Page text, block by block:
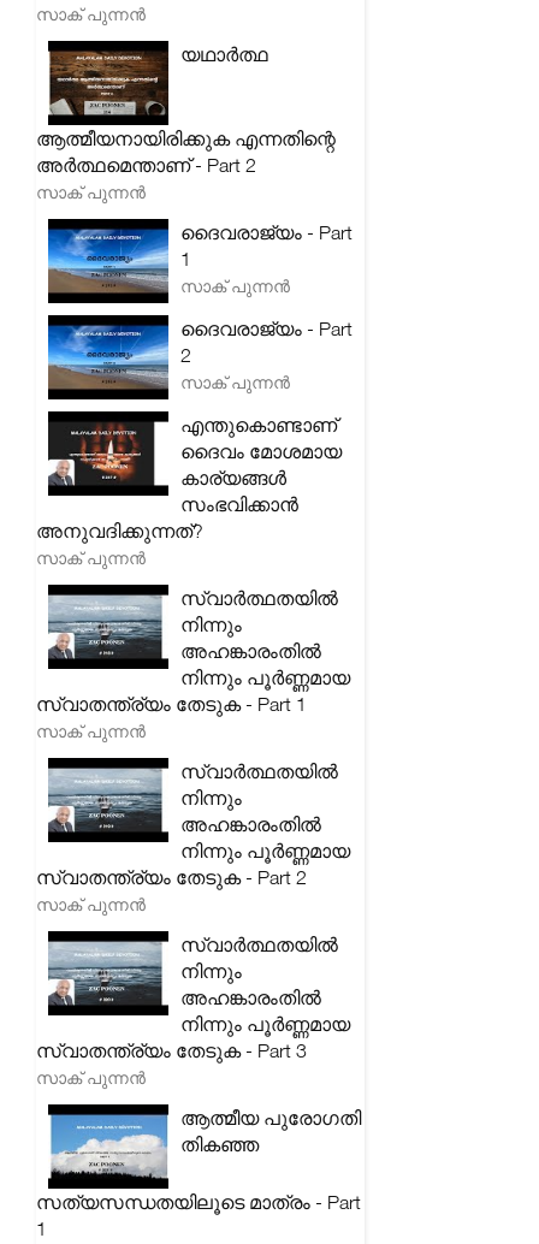
സാക് പുന്നൻ
യഥാർത്ഥ
ആത്മീയനായിരിക്കുക എന്നതിന്റെ
അർത്ഥമെന്താണ് - Part 2
സാക് പുന്നൻ
ദൈവരാജ്യം - Part
1
സാക് പുന്നൻ
ദൈവരാജ്യം - Part
2
സാക് പുന്നൻ
എന്തുകൊണ്ടാണ്
ദൈവം മോശമായ
കാര്യങ്ങൾ
സംഭവിക്കാൻ
അനുവദിക്കുന്നത്?
സാക് പുന്നൻ
സ്വാർത്ഥതയിൽ
നിന്നും
അഹങ്കാരംതിൽ
നിന്നും പൂർണ്ണമായ
സ്വാതന്ത്ര്യം തേടുക - Part 1
സാക് പുന്നൻ
സ്വാർത്ഥതയിൽ
നിന്നും
അഹങ്കാരംതിൽ
നിന്നും പൂർണ്ണമായ
സ്വാതന്ത്ര്യം തേടുക - Part 2
സാക് പുന്നൻ
സ്വാർത്ഥതയിൽ
നിന്നും
അഹങ്കാരംതിൽ
നിന്നും പൂർണ്ണമായ
സ്വാതന്ത്ര്യം തേടുക - Part 3
സാക് പുന്നൻ
ആത്മീയ പുരോഗതി
തികഞ്ഞ
സത്യസന്ധതയിലൂടെ മാത്രം - Part
1